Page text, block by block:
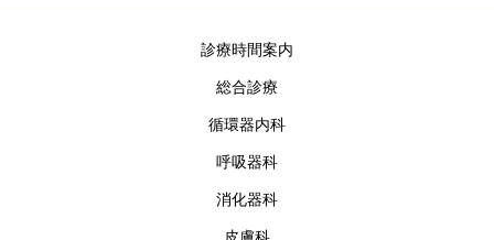
診療時間案内
総合診療
循環器内科
呼吸器科
消化器科